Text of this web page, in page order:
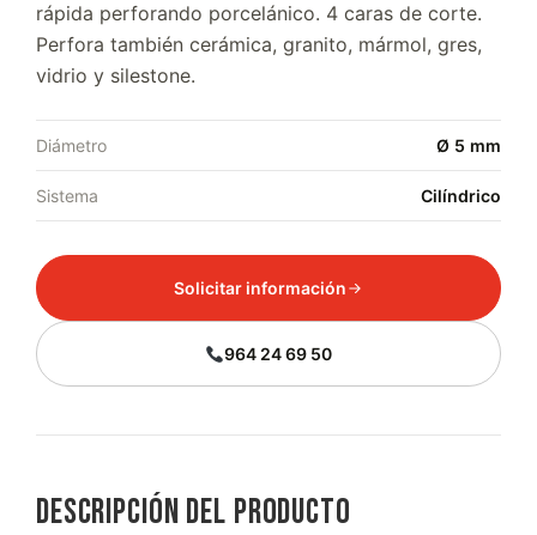
rápida perforando porcelánico. 4 caras de corte.
Perfora también cerámica, granito, mármol, gres,
vidrio y silestone.
Diámetro Ø 5 mm
Sistema Cilíndrico
Solicitar información
964 24 69 50
Descripción del producto